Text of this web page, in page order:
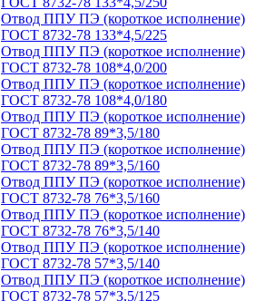
Отвод ППУ ПЭ (короткое исполнение)
ГОСТ 8732-78 133*4,5/225
Отвод ППУ ПЭ (короткое исполнение)
ГОСТ 8732-78 108*4,0/200
Отвод ППУ ПЭ (короткое исполнение)
ГОСТ 8732-78 108*4,0/180
Отвод ППУ ПЭ (короткое исполнение)
ГОСТ 8732-78 89*3,5/180
Отвод ППУ ПЭ (короткое исполнение)
ГОСТ 8732-78 89*3,5/160
Отвод ППУ ПЭ (короткое исполнение)
ГОСТ 8732-78 76*3,5/160
Отвод ППУ ПЭ (короткое исполнение)
ГОСТ 8732-78 76*3,5/140
Отвод ППУ ПЭ (короткое исполнение)
ГОСТ 8732-78 57*3,5/140
Отвод ППУ ПЭ (короткое исполнение)
ГОСТ 8732-78 57*3,5/125